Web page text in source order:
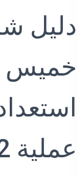
دليل
خميس
عملية 0507974412